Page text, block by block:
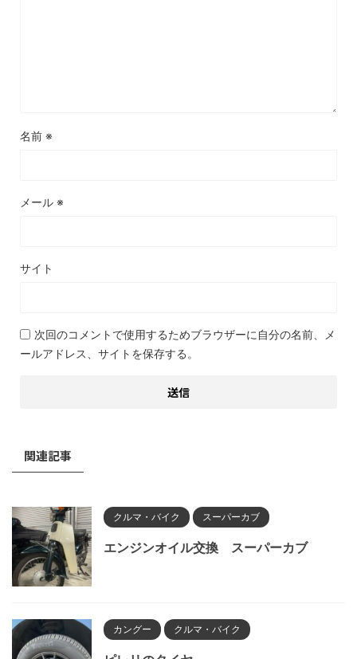
名前 ※
メール ※
サイト
次回のコメントで使用するためブラウザーに自分の名前、メ
ールアドレス、サイトを保存する。
関連記事
クルマ・バイク スーパーカブ
エンジンオイル交換 スーパーカブ
カングー クルマ・バイク